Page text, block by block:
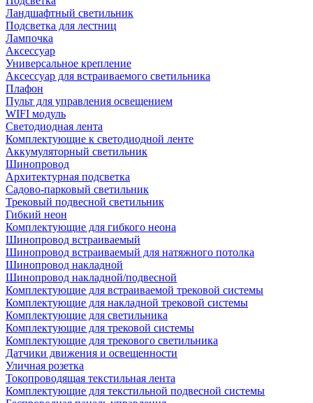
Ландшафтный светильник
Подсветка для лестниц
Лампочка
Аксессуар
Универсальное крепление
Аксессуар для встраиваемого светильника
Плафон
Пульт для управления освещением
WIFI модуль
Светодиодная лента
Комплектующие к светодиодной ленте
Аккумуляторный светильник
Шинопровод
Архитектурная подсветка
Садово-парковый светильник
Трековый подвесной светильник
Гибкий неон
Комплектующие для гибкого неона
Шинопровод встраиваемый
Шинопровод встраиваемый для натяжного потолка
Шинопровод накладной
Шинопровод накладной/подвесной
Комплектующие для встраиваемой трековой системы
Комплектующие для накладной трековой системы
Комплектующие для светильника
Комплектующие для трековой системы
Комплектующие для трекового светильника
Датчики движения и освещенности
Уличная розетка
Токопроводящая текстильная лента
Комплектующие для текстильной подвесной системы